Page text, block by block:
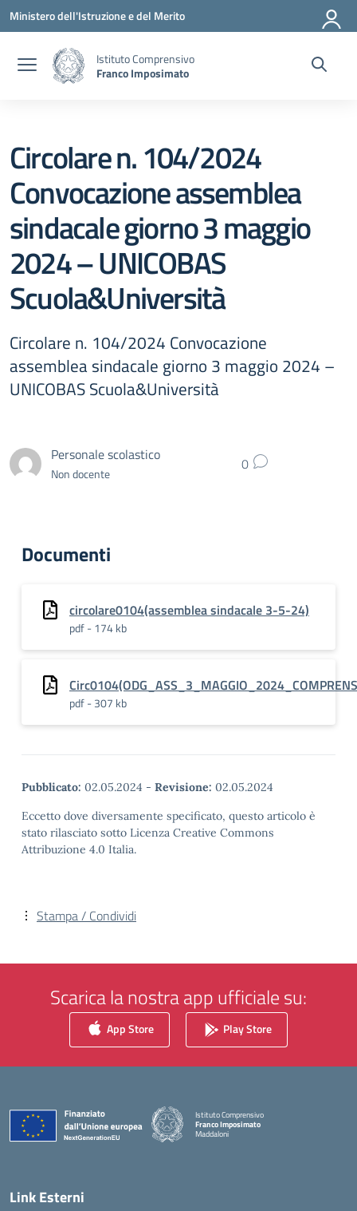
Vai ai contenuti
Vai al menu di navigazione
Vai al footer
Ministero dell'Istruzione e del Merito
Istituto Comprensivo
Franco Imposimato
Circolare n. 104/2024
Convocazione assemblea
sindacale giorno 3 maggio
2024 – UNICOBAS
Scuola&Università
Circolare n. 104/2024 Convocazione
assemblea sindacale giorno 3 maggio 2024 –
UNICOBAS Scuola&Università
Personale scolastico
Non docente 0
Documenti
circolare0104(assemblea sindacale 3-5-24)
pdf - 174 kb
pdf - 307 kb
Pubblicato: 02.05.2024 - Revisione: 02.05.2024
Eccetto dove diversamente specificato, questo articolo è
stato rilasciato sotto Licenza Creative Commons
Attribuzione 4.0 Italia.
Stampa / Condividi
Scarica la nostra app ufficiale su:
App Store Play Store
Istituto Comprensivo
Franco Imposimato
Maddaloni
Link Esterni